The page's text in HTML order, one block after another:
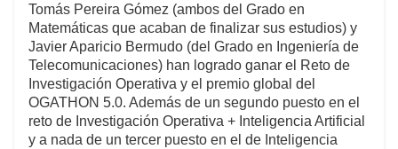
Tomás Pereira Gómez (ambos del Grado en
Matemáticas que acaban de finalizar sus estudios) y
Javier Aparicio Bermudo (del Grado en Ingeniería de
Telecomunicaciones) han logrado ganar el Reto de
Investigación Operativa y el premio global del
OGATHON 5.0. Además de un segundo puesto en el
reto de Investigación Operativa + Inteligencia Artificial
y a nada de un tercer puesto en el de Inteligencia